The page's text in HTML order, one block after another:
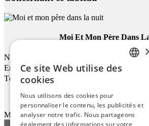
Moi Et Mon Père Dans
Nom
Email
Téléphone
Message
FRENCH
Ce site Web utilise des
cookies
Nous utilisons des cookies pour
personnaliser le contenu, les publicités et
analyser notre trafic. Nous partageons
également des informations sur votre